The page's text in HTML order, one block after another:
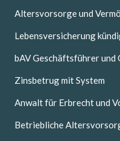
Altersvorsorge und
Lebensversicherung
bAV Geschäftsführer
Zinsbetrug mit System
Anwalt für Erbrecht und
Betriebliche